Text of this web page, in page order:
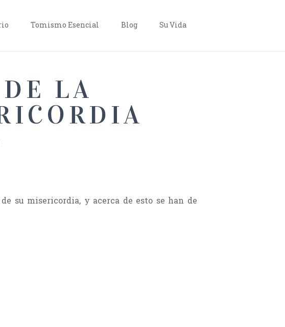
Tomismo Esencial Blog Su Vida
LA
su misericordia, y acerca de esto se han de